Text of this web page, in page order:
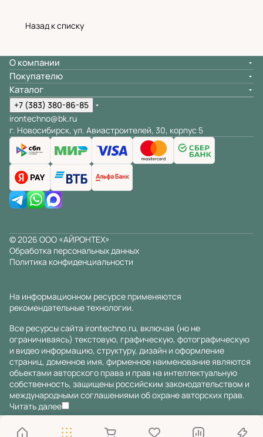
Назад к списку
О компании
Покупателю
Каталог
+7 (383) 380-86-85
irontechno@bk.ru
г. Новосибирск, ул. Авиастроителей, 30, корпус 5
© 2026 ООО «АЙРОНТЕХ»
Обработка персональных данных
Политика конфиденциальности
На информационном ресурсе применяются
рекомендательные технологии.
Все ресурсы сайта irontechno.ru, включая (но не
ограничиваясь) текстовую, графическую, фотографическую
и видео информацию, структуру, дизайн и оформление
страниц, доменное имя, фирменное наименование являются
объектами авторского права и прав на интеллектуальную
собственность, защищены российским законодательством и
международными соглашениями об охране авторских прав.
Читать далее